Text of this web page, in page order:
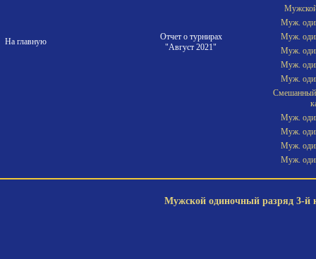
На главную
Отчет о турнирах
"Август 2021"
Муж.
Муж.
Муж.
Муж.
Муж.
Смешанный
Муж.
Муж.
Муж.
Муж.
Мужской одиночный разряд 3-й